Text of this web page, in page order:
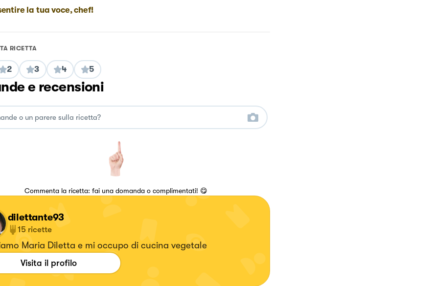
la tua voce, chef!
RICETTA
2 3 4 5
e recensioni
Commenta la ricetta: fai una domanda o complimentati! 😋
dilettante93
15 ricette
Maria Diletta e mi occupo di cucina vegetale
Visita il profilo